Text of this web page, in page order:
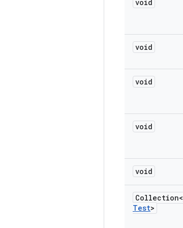
void
void
void
void
void
Collection<
Test>